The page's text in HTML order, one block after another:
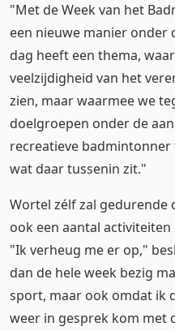
"Met de Week van het
een nieuwe manier onder
dag heeft een thema,
veelzijdigheid van het
zien, maar waarmee we
doelgroepen onder de
recreatieve badmintonner
wat daar tussenin zit."
Wortel zélf zal gedurende
ook een aantal
"Ik verheug me er op,"
dan de hele week bezig
sport, maar ook omdat ik
weer in gesprek kom met